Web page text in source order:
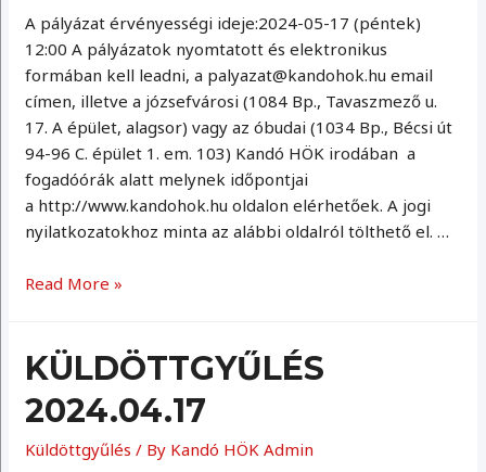
A pályázat érvényességi ideje:2024-05-17 (péntek)
12:00 A pályázatok nyomtatott és elektronikus
formában kell leadni, a palyazat@kandohok.hu email
címen, illetve a józsefvárosi (1084 Bp., Tavaszmező u.
17. A épület, alagsor) vagy az óbudai (1034 Bp., Bécsi út
94-96 C. épület 1. em. 103) Kandó HÖK irodában a
fogadóórák alatt melynek időpontjai
a http://www.kandohok.hu oldalon elérhetőek. A jogi
nyilatkozatokhoz minta az alábbi oldalról tölthető el. …
Tisztújító
Read More »
KÜLDÖTTGYŰLÉS
2024.04.17
Küldöttgyűlés / By Kandó HÖK Admin